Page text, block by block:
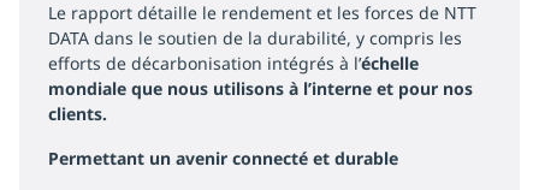
Le rapport détaille le rendement et les forces de NTT
DATA dans le soutien de la durabilité, y compris les
efforts de décarbonisation intégrés à l’échelle
mondiale que nous utilisons à l’interne et pour nos
clients.
Permettant un avenir connecté et durable